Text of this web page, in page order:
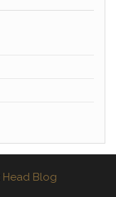
Head Blog